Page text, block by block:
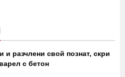
и разчлени свой познат, скри
с бетон